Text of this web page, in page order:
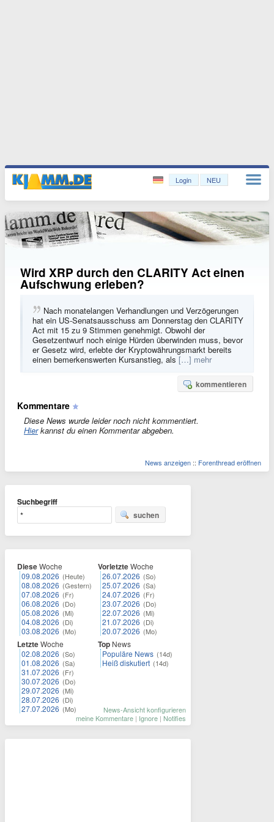
Login NEU
Wird XRP durch den CLARITY Act einen
Aufschwung erleben?
Nach monatelangen Verhandlungen und Verzögerungen
hat ein US-Senatsausschuss am Donnerstag den CLARITY
Act mit 15 zu 9 Stimmen genehmigt. Obwohl der
Gesetzentwurf noch einige Hürden überwinden muss, bevor
er Gesetz wird, erlebte der Kryptowährungsmarkt bereits
einen bemerkenswerten Kursanstieg, als […] mehr
kommentieren
Kommentare
Diese News wurde leider noch nicht kommentiert.
Hierkannst du einen Kommentar abgeben.
News anzeigen :: Forenthread eröffnen
Suchbegriff
suchen
DieseWoche
09.08.2026 (Heute)
08.08.2026 (Gestern)
07.08.2026 (Fr)
06.08.2026 (Do)
05.08.2026 (Mi)
04.08.2026 (Di)
03.08.2026 (Mo)
LetzteWoche
02.08.2026 (So)
01.08.2026 (Sa)
31.07.2026 (Fr)
30.07.2026 (Do)
29.07.2026 (Mi)
28.07.2026 (Di)
27.07.2026 (Mo)
VorletzteWoche
26.07.2026 (So)
25.07.2026 (Sa)
24.07.2026 (Fr)
23.07.2026 (Do)
22.07.2026 (Mi)
21.07.2026 (Di)
20.07.2026 (Mo)
Top News
Populäre News (14d)
Heiß diskutiert (14d)
News-Ansicht konfigurieren
meine Kommentare | Ignore | Notifies